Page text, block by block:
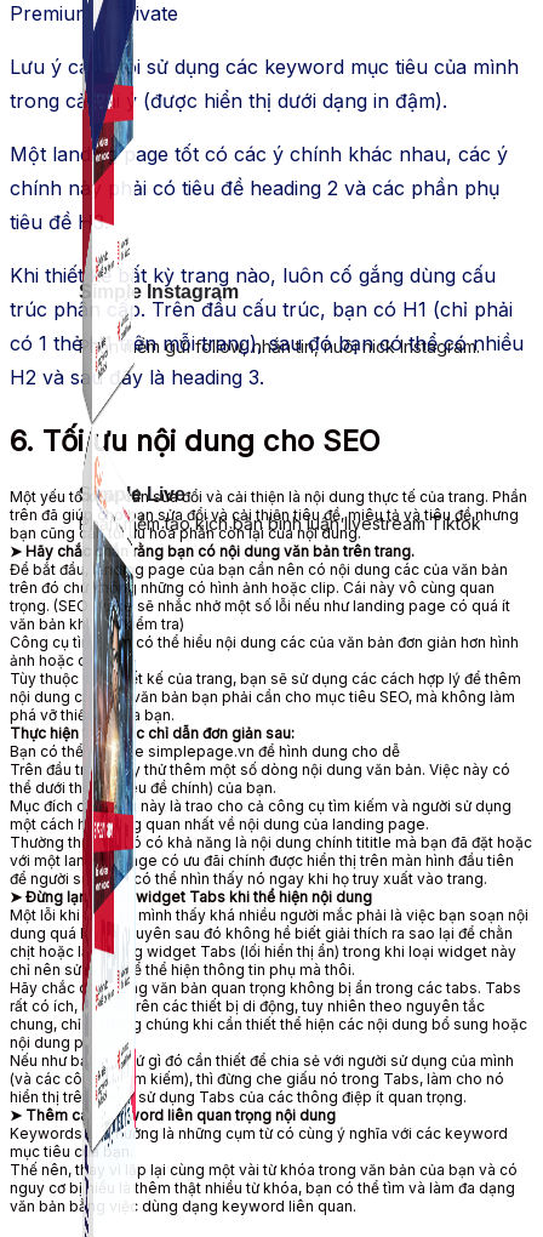
Simple Live
Phần mềm tạo kịch bản bình luận livestream Tiktok
Simple Instagram
Phần mềm gửi follow, nhắn tin, nuôi nick Instagram.
Premium – Private
Lưu ý cách tôi sử dụng các keyword mục tiêu của mình
trong cả hai ý (được hiển thị dưới dạng in đậm).
Một landing page tốt có các ý chính khác nhau, các ý
chính này phải có tiêu đề heading 2 và các phần phụ
tiêu đề H3.
Khi thiết kế bất kỳ trang nào, luôn cố gắng dùng cấu
trúc phân cấp. Trên đầu cấu trúc, bạn có H1 (chỉ phải
có 1 thẻH1 trên mỗi trang), sauđó bạn có thểcó nhiều
H2 và sauđấy là heading 3.
6. Tối ưu nội dung cho SEO
Một yếu tố khác cầnsửa đổi và cải thiện là nội dung thực tế của trang. Phần
trên đã giúp cho bạn sửa đổi và cải thiện tiêu đề,miêu tả và tiêu đềnhưng
bạn cũng cầntối ưu hóa phần còn lại của nội dung.
➤ Hãy chắc chắn rằng bạn có nội dung văn bảntrên trang.
Để bắt đầu , landing page của bạn cần nên có nội dung các của văn bản
trên đó chứ không những có hình ảnh hoặc clip. Cái này vô cùng quan
trọng. (SEOquake sẽ nhắc nhở một số lỗi nếu nhưlanding page có quá ít
văn bản khi bản kiểm tra)
Công cụ tìm kiếm có thể hiểu nội dung các của văn bản đơn giản hơn hình
ảnh hoặc clip
Tùy thuộc vàothiết kế của trang, bạn sẽ sử dụng các cách hợp lý để thêm
nội dung các của văn bản bạn phải cần cho mục tiêu SEO, mà không làm
phá vỡ thiết kế của bạn.
Thực hiện theocác chỉ dẫn đơn giản sau:
Bạn có thể vào site simplepage.vn để hình dung cho dễ
Trên đầu trang hãy thử thêm một số dòng nội dung văn bản. Việc này có
thể dưới thẻ H1(tiêu đề chính) của bạn.
Mục đích củaĐiều này làtrao cho cả công cụ tìm kiếm và người sử dụng
một cách hiểu tổng quan nhất về nội dung của landing page.
Thường thường
đó có khả năng là nội dung chính tititle mà bạn đã đặt hoặc
với một landing page có ưu đãi chính được hiển thị trên màn hình đầu tiên
để người sử dụng có thể nhìn thấy nó ngay khi họtruy xuất vào trang.
➤ Đừng lạm dụng widget Tabs khi thể hiện nội dung
Một lỗi khi thiết kế mình thấy khá nhiều người mắc phải là việc bạn soạn nội
dung quá luyên thuyên sau đó không hề biết giải thích ra sao lại để chằn
chịt hoặc lạm dụng widget Tabs (lối hiển thị ẩn) trong khi loại widget này
chỉ nên sử dụngđể thể hiện thông tin phụ mà thôi.
Hãy chắc chắn rằng văn bản quan trọng không bị ẩn trong các tabs. Tabs
rất có ích, nhất là trên cácthiết bị di động,tuy nhiên theo nguyên tắc
chung, chỉ
sử dụng chúng khi cần thiếtthể hiện các nội dung bổ sung hoặc
nội dung phụ.
Nếu như bạn
có thứ gì đó cần thiết để chia sẻ với người sử dụng của mình
(và các công cụ tìm kiếm), thì đừng che giấu nó trong Tabs, làm cho nó
hiển thị trên trang. sử dụng Tabs của các thông điệp ít quan trọng.
➤ Thêm các keyword liên quan trọng nội dung
Keywords ảnh hưởng là những cụm từ có cùng ý nghĩa với các keyword
mục tiêu của bạn.
Thế nên, thay vì lặp lại cùng một vài từ khóa trong văn bản của bạn và có
nguy cơ bị hiểu là thêm thật nhiều từ khóa, bạn có thểtìm và làm đa dạng
văn bản bằng việc dùng dạng keyword liên quan.